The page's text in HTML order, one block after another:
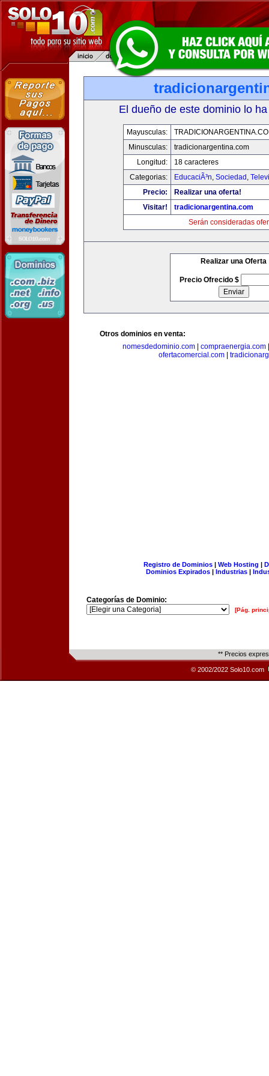
El dueño de este dominio lo
Mayusculas:
Minusculas:
tradicionargentina.com
Longitud:
18 caracteres
Categorias:
EducaciÃ³n, Sociedad ,
Precio:
Realizar una oferta!
Visitar!
tradicionargentina.com
Serán consideradas
Realizar una Oferta
Precio Ofrecido $
Otros dominios en venta:
nomesdedominio.com| compraenergia.com
ofertacomercial.com
Registro de Dominios| Web Hosting |
Dominios Expirados | Industrias |
Categorías de Dominio:
[Pág.
** Precios
© 2002/2022 Solo10.com